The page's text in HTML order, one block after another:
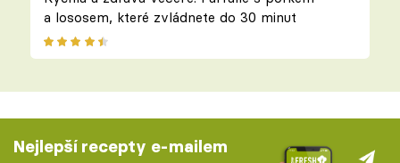
a lososem, které zvládnete do 30 minut
Nejlepší recepty e-mailem